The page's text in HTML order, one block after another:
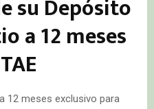
su Depósito
a 12 meses
12 meses exclusivo para